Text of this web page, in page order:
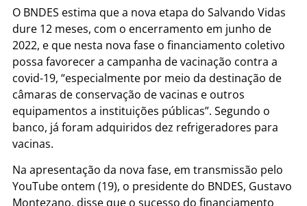
O BNDES estima que a nova etapa do Salvando Vidas
dure 12 meses, com o encerramento em junho de
2022, e que nesta nova fase o financiamento coletivo
possa favorecer a campanha de vacinação contra a
covid-19, “especialmente por meio da destinação de
câmaras de conservação de vacinas e outros
equipamentos a instituições públicas”. Segundo o
banco, já foram adquiridos dez refrigeradores para
vacinas.
Na apresentação da nova fase, em transmissão pelo
YouTube ontem (19), o presidente do BNDES, Gustavo
Montezano, disse que o sucesso do financiamento